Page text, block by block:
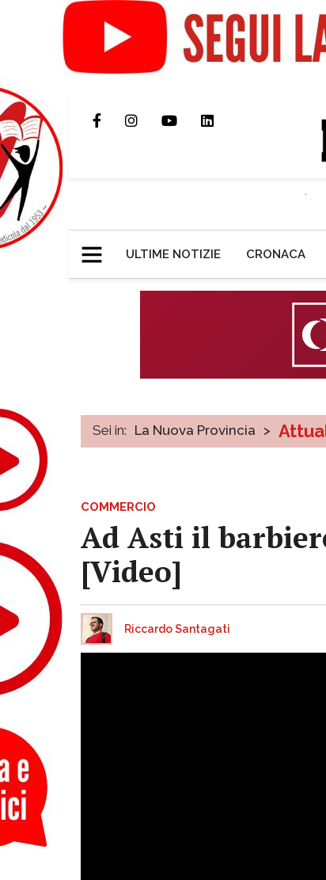
ULTIME NOTIZIE CRONACA
Sei in: La Nuova Provincia >
COMMERCIO
Ad Asti il
[Video]
Riccardo Santagati